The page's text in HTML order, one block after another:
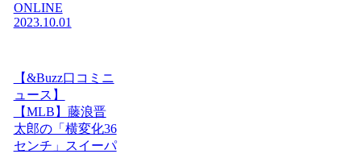
ONLINE
2023.10.01
【&Buzz口コミニ
ュース】
【MLB】藤浪晋
太郎の「横変化36
センチ」スイーパ